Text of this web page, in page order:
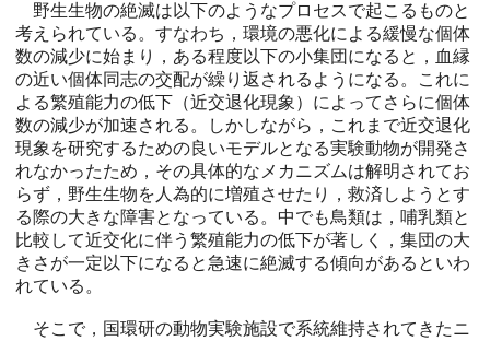
野生生物の絶滅は以下のようなプロセスで起こるものと
考えられている。すなわち，環境の悪化による緩慢な個体
数の減少に始まり，ある程度以下の小集団になると，血縁
の近い個体同志の交配が繰り返されるようになる。これに
よる繁殖能力の低下（近交退化現象）によってさらに個体
数の減少が加速される。しかしながら，これまで近交退化
現象を研究するための良いモデルとなる実験動物が開発さ
れなかったため，その具体的なメカニズムは解明されてお
らず，野生生物を人為的に増殖させたり，救済しようとす
る際の大きな障害となっている。中でも鳥類は，哺乳類と
比較して近交化に伴う繁殖能力の低下が著しく，集団の大
きさが一定以下になると急速に絶滅する傾向があるといわ
れている。
そこで，国環研の動物実験施設で系統維持されてきたニ